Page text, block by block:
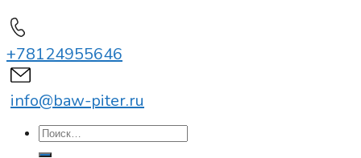
+78124955646
info@baw-piter.ru
Искать: